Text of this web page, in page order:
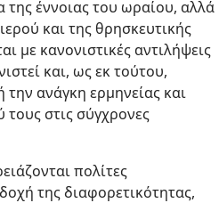
της έννοιας του ωραίου, αλλά
και της θρησκευτικής
με κανονιστικές αντιλήψεις
και, ως εκ τούτου,
την ανάγκη ερμηνείας και
στις σύγχρονες
πολίτες
της διαφορετικότητας,